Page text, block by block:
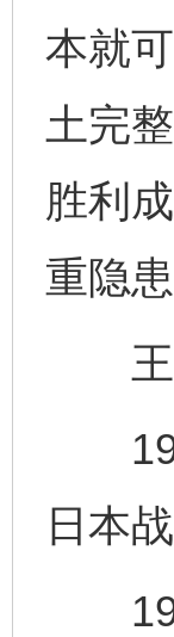
本就
土完
胜利
重隐患
王毅
日本